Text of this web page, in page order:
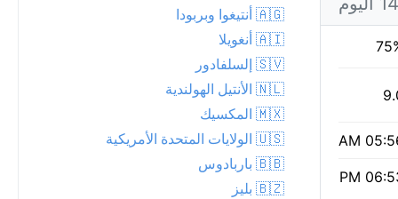
05:56
06:53
🇦🇬 أنتيغوا وبربودا
🇦🇮 أنغويلا
🇸🇻 إلسلفادور
🇳🇱 الأنتيل الهولندية
🇲🇽 المكسيك
🇺🇸 الولايات المتحدة الأمريكية
🇧🇧 باربادوس
🇧🇿 بليز